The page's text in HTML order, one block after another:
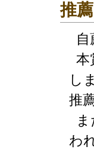
推
自
本
し
推
ま
わ